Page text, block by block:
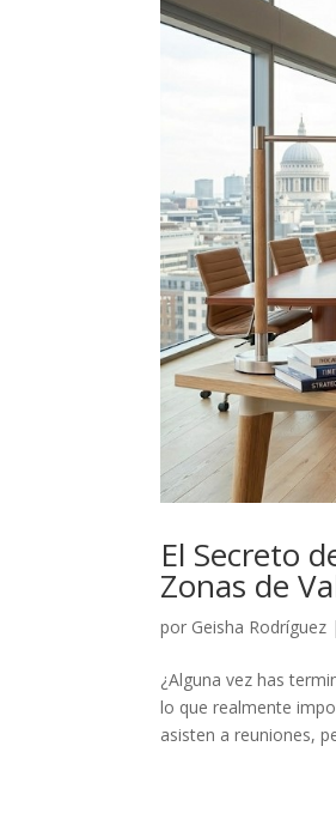
El Secreto
Zonas de
por Geisha Rodríguez
¿Alguna vez has
lo que realmente
asisten a reuniones,